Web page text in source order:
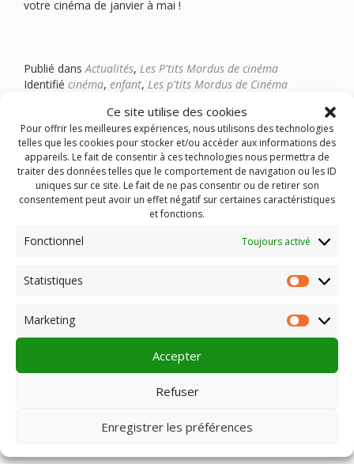
Ce site utilise des cookies
Pour offrir les meilleures expériences, nous utilisons des technologies
telles que les cookies pour stocker et/ou accéder aux informations des
appareils. Le fait de consentir à ces technologies nous permettra de
traiter des données telles que le comportement de navigation ou les ID
uniques sur ce site. Le fait de ne pas consentir ou de retirer son
consentement peut avoir un effet négatif sur certaines caractéristiques
et fonctions.
Fonctionnel Toujours activé
Statistiques
Marketing
Accepter
Refuser
Enregistrer les préférences
votre cinéma de janvier à mai !
Publié dansActualités, Les P'tits Mordus de cinéma
Identifié cinéma, enfant, Les p'tits Mordus de Cinéma
Les p’tits Mordus de cinéma (septembre à décembre 2025)
septembre jusqu’à décembre 2025 pour la plus grande joie